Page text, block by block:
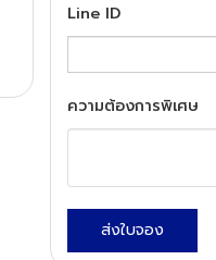
Line ID
ความต้องการพิเศษ
ส่งใบจอง